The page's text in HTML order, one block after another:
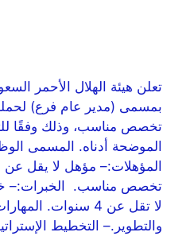
تعلن هيئة الهلال الأحمر
بمسمى (مدير عام فرع)
تخصص مناسب، وذلك وفقًا
الموضحة أدناه. المسمى
المؤهلات:– مؤهل لا يقل عن
تخصص مناسب. الخبرات:–
لا تقل عن 4 سنوات.
والتطوير.– التخطيط